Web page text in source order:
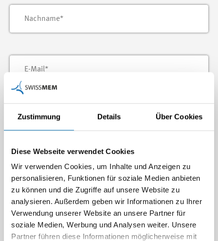
Zustimmung Details Über Cookies
Diese Webseite verwendet Cookies
Wir verwenden Cookies, um Inhalte und Anzeigen zu
personalisieren, Funktionen für soziale Medien anbieten
zu können und die Zugriffe auf unsere Website zu
analysieren. Außerdem geben wir Informationen zu Ihrer
Verwendung unserer Website an unsere Partner für
soziale Medien, Werbung und Analysen weiter. Unsere
Partner führen diese Informationen möglicherweise mit